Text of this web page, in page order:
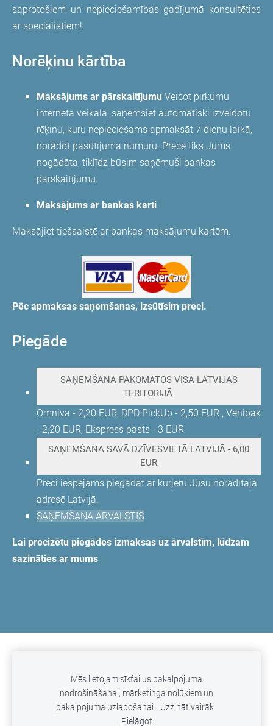
saprotošiem un nepieciešamības gadījumā konsultēties
ar speciālistiem!
Norēķinu kārtība
Maksājums ar pārskaitījumu Veicot pirkumu
interneta veikalā, saņemsiet automātiski izveidotu
rēķinu, kuru nepieciešams apmaksāt 7 dienu laikā,
norādōt pasūtījuma numuru. Prece tiks Jums
nogādāta, tiklīdz būsim saņēmuši bankas
pārskaitījumu.
Maksājums ar bankas karti
Maksājiet tiešsaistē ar bankas maksājumu kartēm.
Pēc apmaksas saņemšanas, izsūtīsim preci.
Piegāde
SAŅEMŠANA PAKOMĀTOS VISĀ LATVIJAS
TERITORIJĀ
Omniva - 2,20 EUR, DPD PickUp - 2,50 EUR , Venipak
- 2,20 EUR, Ekspress pasts - 3 EUR
SAŅEMŠANA SAVĀ DZĪVESVIETĀ LATVIJĀ - 6,00
EUR
Preci iespējams piegādāt ar kurjeru Jūsu norādītajā
adresē Latvijā.
SAŅEMŠANA ĀRVALSTĪS
Lai precizētu piegādes izmaksas uz ārvalstīm, lūdzam
sazināties ar mums
©Remedine
Reģ.Nr. 42103022555, Lielā iela 2-26, Liepāja, tel. +371
Mēs lietojam sīkfailus pakalpojuma
nodrošināšanai, mārketinga nolūkiem un
pakalpojuma uzlabošanai. Uzzināt vairāk
Pielāgot